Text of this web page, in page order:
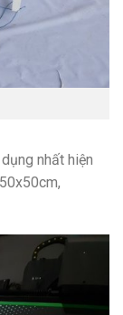
nhất hiện